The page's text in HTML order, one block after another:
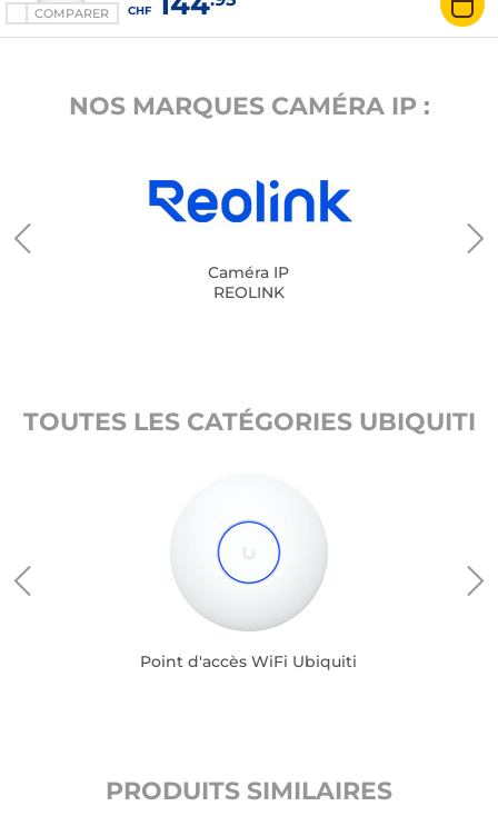
COMPARER CHF
NOS MARQUES CAMÉRA IP :
Caméra IP
REOLINK
TOUTES LES CATÉGORIES UBIQUITI
Point d'accès WiFi Ubiquiti
PRODUITS SIMILAIRES